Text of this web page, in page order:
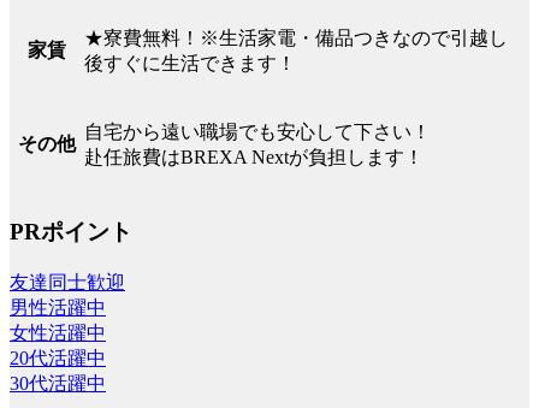
家賃
★寮費無料！※生活家電・備品つきなので引越し
後すぐに生活できます！
その他
自宅から遠い職場でも安心して下さい！
赴任旅費はBREXA Nextが負担します！
PRポイント
友達同士歓迎
男性活躍中
女性活躍中
20代活躍中
30代活躍中